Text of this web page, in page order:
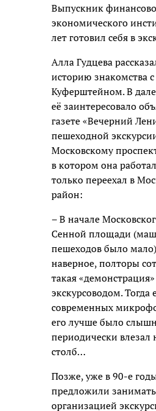
Выпускник
экономического
лет готовил себя в
Алла Гудцева
историю знакомства с
Куферштейном. В
её заинтересовало
газете «Вечерний
пешеходной
Московскому
в котором она
только переехал в
район:
– В начале
Сенной площади
пешеходов было
наверное, полторы
такая
экскурсоводом.
современных
его лучше было
периодически
столб…
Позже, уже в 90-е
предложили
организацией